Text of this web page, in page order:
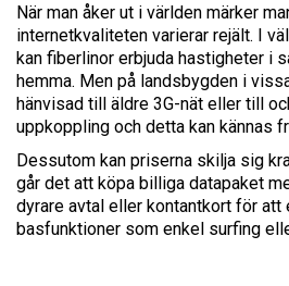
När man åker ut i världen märker
internetkvaliteten varierar rejält. I
kan fiberlinor erbjuda hastigheter i
hemma. Men på landsbygden i
hänvisad till äldre 3G-nät eller till
uppkoppling och detta kan kännas
Dessutom kan priserna skilja sig
går det att köpa billiga datapaket
dyrare avtal eller kontantkort för
basfunktioner som enkel surfing